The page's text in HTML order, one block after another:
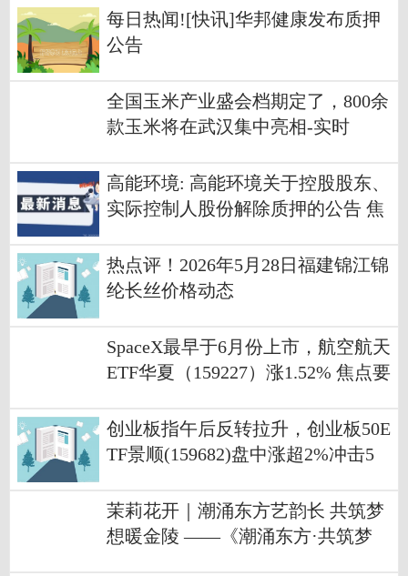
每日热闻![快讯]华邦健康发布质押
公告
全国玉米产业盛会档期定了，800余
款玉米将在武汉集中亮相-实时
高能环境: 高能环境关于控股股东、
实际控制人股份解除质押的公告 焦
热点评！2026年5月28日福建锦江锦
纶长丝价格动态
SpaceX最早于6月份上市，航空航天
ETF华夏（159227）涨1.52% 焦点要
创业板指午后反转拉升，创业板50E
TF景顺(159682)盘中涨超2%冲击5
茉莉花开｜潮涌东方艺韵长 共筑梦
想暖金陵 ——《潮涌东方·共筑梦